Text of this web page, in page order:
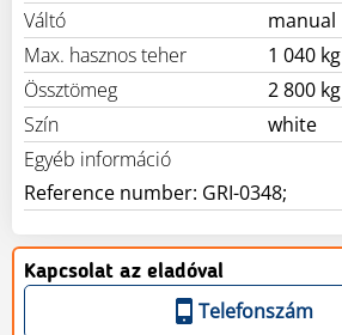
Váltó
manual
Max. hasznos teher
1 040 kg
Össztömeg
2 800 kg
Szín
white
Egyéb információ
Kapcsolat az eladóval
Telefonszám